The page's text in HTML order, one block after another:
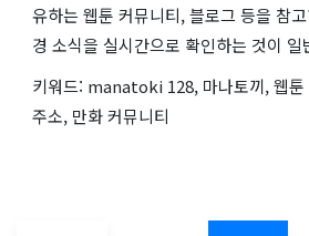
유하는 웹툰 커뮤니티, 블로그 등을 참
경 소식을 실시간으로 확인하는 것이 일
키워드: manatoki 128, 마나토끼, 웹툰
주소, 만화 커뮤니티